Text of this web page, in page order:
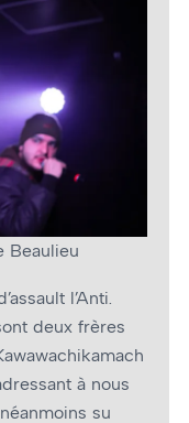
Beaulieu
l’Anti.
deux frères
à nous
su